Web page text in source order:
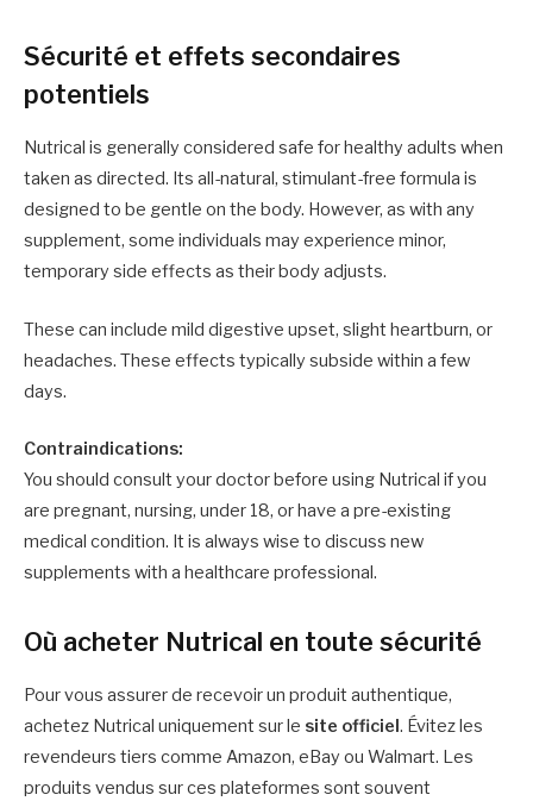
Sécurité et effets secondaires
potentiels
Nutrical is generally considered safe for healthy adults when
taken as directed. Its all-natural, stimulant-free formula is
designed to be gentle on the body. However, as with any
supplement, some individuals may experience minor,
temporary side effects as their body adjusts.
These can include mild digestive upset, slight heartburn, or
headaches. These effects typically subside within a few
days.
Contraindications:
You should consult your doctor before using Nutrical if you
are pregnant, nursing, under 18, or have a pre-existing
medical condition. It is always wise to discuss new
supplements with a healthcare professional.
Où acheter Nutrical en toute sécurité
Pour vous assurer de recevoir un produit authentique,
achetez Nutrical uniquement sur le site officiel. Évitez les
revendeurs tiers comme Amazon, eBay ou Walmart. Les
produits vendus sur ces plateformes sont souvent